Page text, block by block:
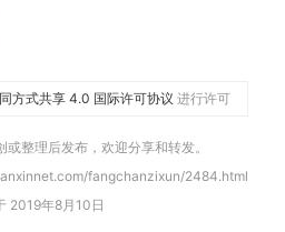
方式共享 4.0 国际许可协议 进行许可
或整理后发布，欢迎分享和转发。
fangchanzixun/2484.html
2019年8月10日